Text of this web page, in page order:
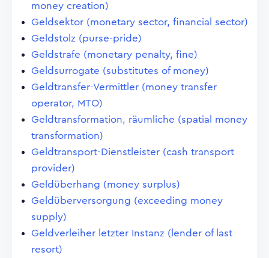
money creation)
Geldsektor (monetary sector, financial sector)
Geldstolz (purse-pride)
Geldstrafe (monetary penalty, fine)
Geldsurrogate (substitutes of money)
Geldtransfer-Vermittler (money transfer
operator, MTO)
Geldtransformation, räumliche (spatial money
transformation)
Geldtransport-Dienstleister (cash transport
provider)
Geldüberhang (money surplus)
Geldüberversorgung (exceeding money
supply)
Geldverleiher letzter Instanz (lender of last
resort)